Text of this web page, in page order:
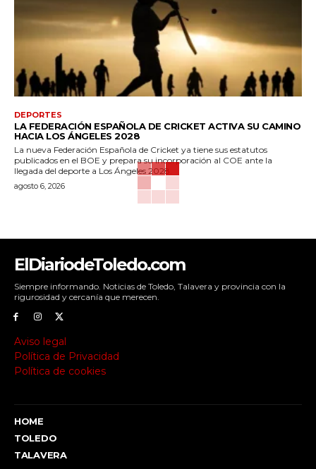
DEPORTES
LA FEDERACIÓN ESPAÑOLA DE CRICKET ACTIVA SU CAMINO
HACIA LOS ÁNGELES 2028
La nueva Federación Española de Cricket ya tiene sus estatutos
publicados en el BOE y prepara su incorporación al COE ante la
llegada del deporte a Los Ángeles 2028.
agosto 6, 2026
ElDiariodeToledo.com
Siempre informando. Noticias de Toledo, Talavera y provincia con la
rigurosidad y cercanía que merecen.
Aviso legal
Política de Privacidad
Política de cookies
HOME
TOLEDO
TALAVERA